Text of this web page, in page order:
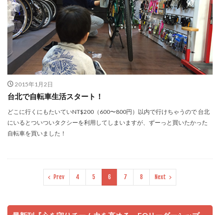
2015年1月2日
台北で自転車生活スタート！
どこに行くにもたいていNT$200（600〜800円）以内で行けちゃうので 台北
にいるとついついタクシーを利用してしまいますが、ずーっと買いたかった
自転車を買いました！
Prev 4 5 6 7 8 Next